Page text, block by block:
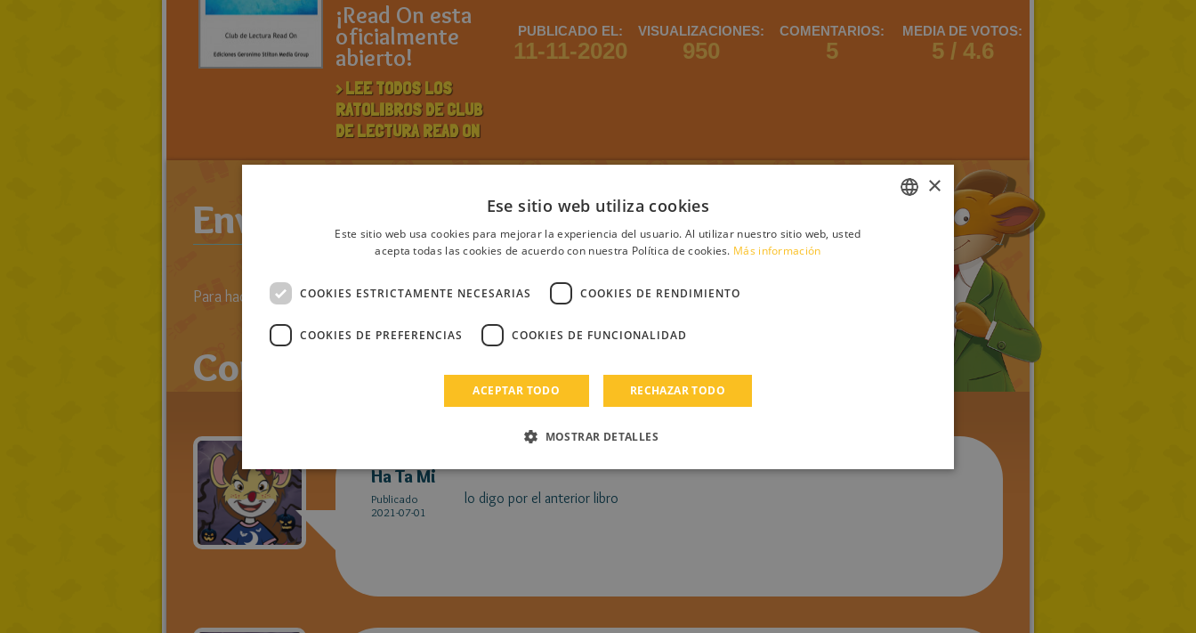
¡Read On esta
oficialmente
abierto!
> LEE TODOS LOS
RATOLIBROS DE CLUB
DE LECTURA READ ON
PUBLICADO EL:
11-11-2020
VISUALIZACIONES:
950
COMENTARIOS:
5
MEDIA DE VOTOS:
5 / 4.6
Enviar comentario
Para hacer comentarios primero debes iniciar sesión Regístrate Login
Comentarios
Ha Ta Mi
Publicado
2021-07-01
lo digo por el anterior libro
TURKISH
CATALAN
×
Ese sitio web utiliza cookies
Este sitio web usa cookies para mejorar la experiencia del usuario. Al utilizar nuestro sitio web, usted
acepta todas las cookies de acuerdo con nuestra Política de cookies. Más información
COOKIES ESTRICTAMENTE NECESARIAS COOKIES DE RENDIMIENTO
COOKIES DE PREFERENCIAS COOKIES DE FUNCIONALIDAD
ACEPTAR TODO RECHAZAR TODO
MOSTRAR DETALLES